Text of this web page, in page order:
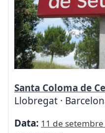
Santa Coloma de
Llobregat ·
Data: 11 de setembre